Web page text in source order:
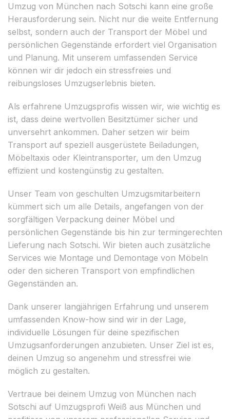
Umzug von München nach Sotschi kann eine große
Herausforderung sein. Nicht nur die weite Entfernung
selbst, sondern auch der Transport der Möbel und
persönlichen Gegenstände erfordert viel Organisation
und Planung. Mit unserem umfassenden Service
können wir dir jedoch ein stressfreies und
reibungsloses Umzugserlebnis bieten.
Als erfahrene Umzugsprofis wissen wir, wie wichtig es
ist, dass deine wertvollen Besitztümer sicher und
unversehrt ankommen. Daher setzen wir beim
Transport auf speziell ausgerüstete Beiladungen,
Möbeltaxis oder Kleintransporter, um den Umzug
effizient und kostengünstig zu gestalten.
Unser Team von geschulten Umzugsmitarbeitern
kümmert sich um alle Details, angefangen von der
sorgfältigen Verpackung deiner Möbel und
persönlichen Gegenstände bis hin zur termingerechten
Lieferung nach Sotschi. Wir bieten auch zusätzliche
Services wie Montage und Demontage von Möbeln
oder den sicheren Transport von empfindlichen
Gegenständen an.
Dank unserer langjährigen Erfahrung und unserem
umfassenden Know-how sind wir in der Lage,
individuelle Lösungen für deine spezifischen
Umzugsanforderungen anzubieten. Unser Ziel ist es,
deinen Umzug so angenehm und stressfrei wie
möglich zu gestalten.
Vertraue bei deinem Umzug von München nach
Sotschi auf Umzugsprofi Weiß aus München und